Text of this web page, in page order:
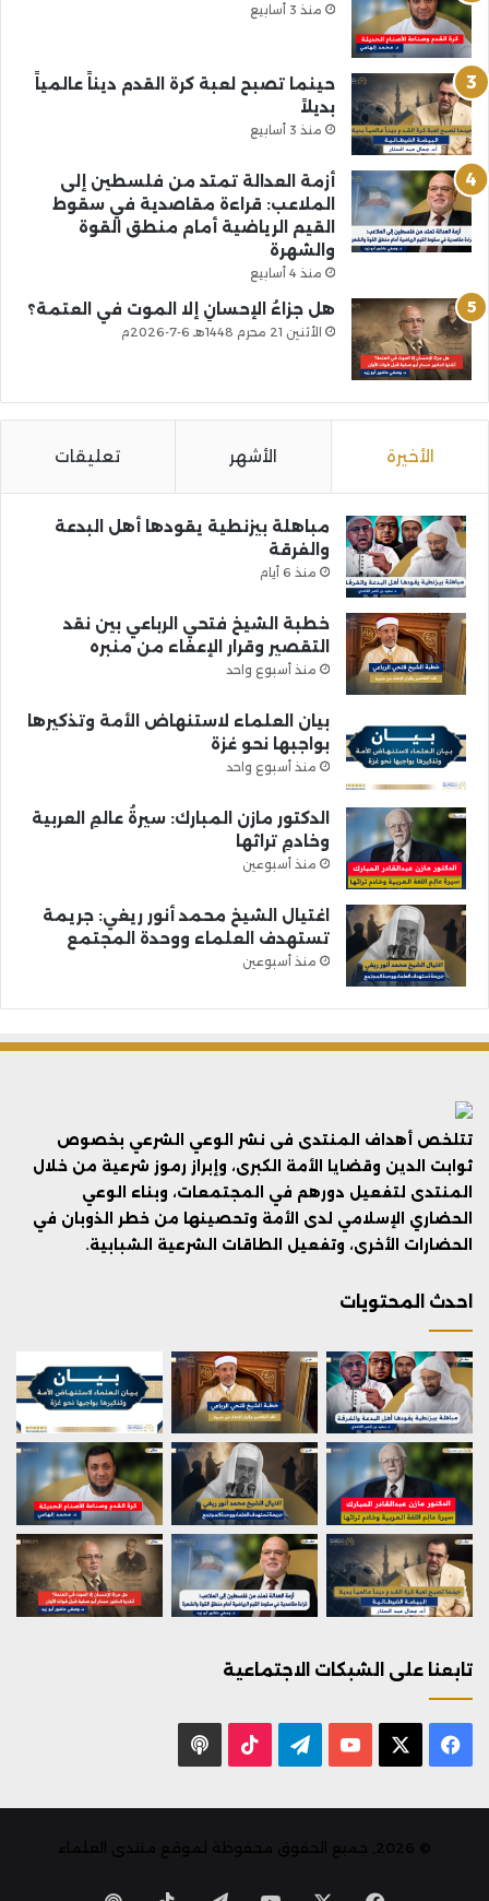
منذ 3 أسابيع
حينما تصبح لعبة كرة القدم ديناً عالمياً
بديلاً
منذ 3 أسابيع
أزمة العدالة تمتد من فلسطين إلى
الملاعب: قراءة مقاصدية في سقوط
القيم الرياضية أمام منطق القوة
والشهرة
منذ 4 أسابيع
هل جزاءُ الإحسانِ إلا الموت في العتمة؟
الأثنين 21 محرم 1448هـ 6-7-2026م
الأخيرة الأشهر تعليقات
مباهلة بيزنطية يقودها أهل البدعة
والفرقة
منذ 6 أيام
خطبة الشيخ فتحي الرباعي بين نقد
التقصير وقرار الإعفاء من منبره
منذ أسبوع واحد
بيان العلماء لاستنهاض الأمة وتذكيرها
بواجبها نحو غزة
منذ أسبوع واحد
الدكتور مازن المبارك: سيرةُ عالمِ العربية
وخادمِ تراثها
منذ أسبوعين
اغتيال الشيخ محمد أنور ريغي: جريمة
تستهدف العلماء ووحدة المجتمع
منذ أسبوعين
تتلخص أهداف المنتدى فى نشر الوعي الشرعي بخصوص
ثوابت الدين وقضايا الأمة الكبرى، وإبراز رموز شرعية من خلال
المنتدى لتفعيل دورهم في المجتمعات، وبناء الوعي
الحضاري الإسلامي لدى الأمة وتحصينها من خطر الذوبان في
الحضارات الأخرى، وتفعيل الطاقات الشرعية الشبابية.
احدث المحتويات
تابعنا على الشبكات الاجتماعية
فيسبوك يوتيوب تيلقرام ‫TikTok
© 2026, جميع الحقوق محفوظة لموقع منتدى العلماء